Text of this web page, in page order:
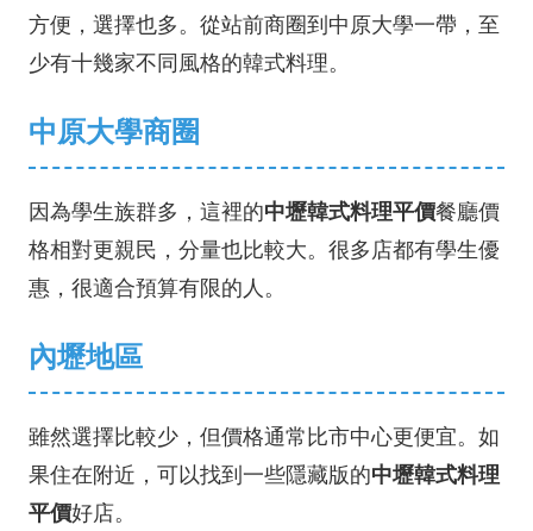
方便，選擇也多。從站前商圈到中原大學一帶，至
少有十幾家不同風格的韓式料理。
中原大學商圈
因為學生族群多，這裡的中壢韓式料理平價餐廳價
格相對更親民，分量也比較大。很多店都有學生優
惠，很適合預算有限的人。
內壢地區
雖然選擇比較少，但價格通常比市中心更便宜。如
果住在附近，可以找到一些隱藏版的中壢韓式料理
平價好店。